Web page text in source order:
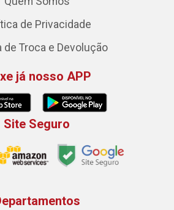
de Privacidade
de Troca e Devolução
já nosso APP
Site Seguro